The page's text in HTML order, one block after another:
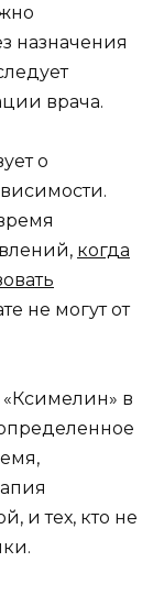
назначения
врача.
о
когда
не могут от
в
и тех, кто не